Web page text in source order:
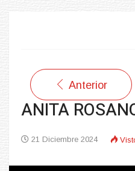
Anterior
ANITA
21 Diciembre 2024